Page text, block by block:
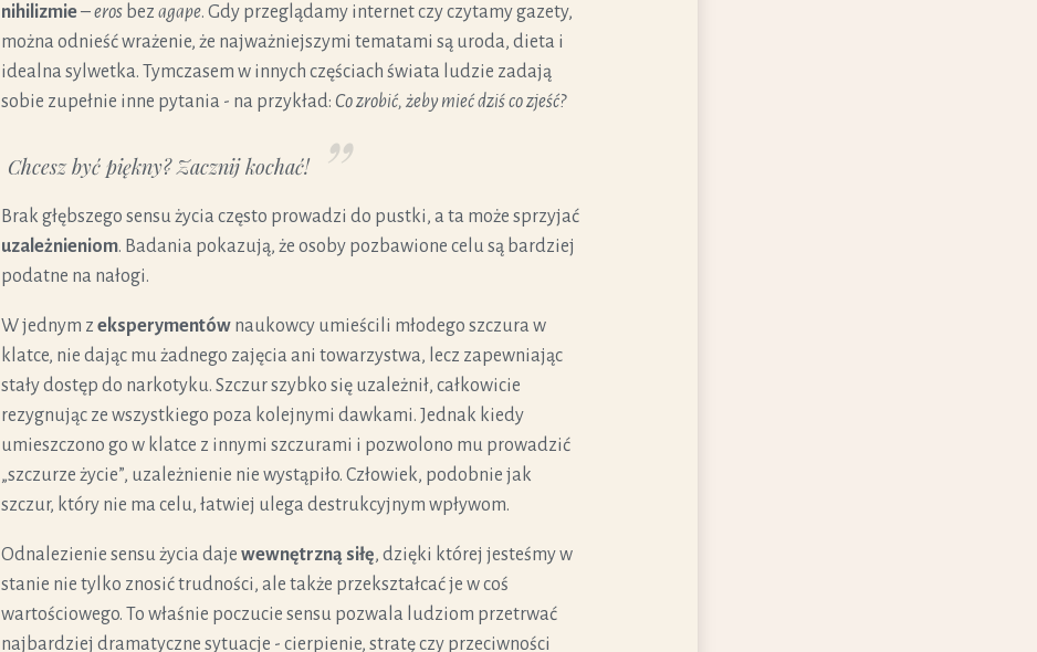
nihilizmie–eros bez agape. Gdy przeglądamy internet czy czytamy gazety,
można odnieść wrażenie, że najważniejszymi tematami są uroda, dieta i
idealna sylwetka. Tymczasem w innych częściach świata ludzie zadają
sobie zupełnie inne pytania - na przykład: Co zrobić, żeby mieć dziś co zjeść?
Chcesz być piękny? Zacznij kochać!
Brak głębszego sensu życia często prowadzi do pustki, a ta może sprzyjać
uzależnieniom. Badania pokazują, że osoby pozbawione celu są bardziej
podatne na nałogi.
W jednym z eksperymentów naukowcy umieścili młodego szczura w
klatce, nie dając mu żadnego zajęcia ani towarzystwa, lecz zapewniając
stały dostęp do narkotyku. Szczur szybko się uzależnił, całkowicie
rezygnując ze wszystkiego poza kolejnymi dawkami. Jednak kiedy
umieszczono go w klatce z innymi szczurami i pozwolono mu prowadzić
„szczurze życie”, uzależnienie nie wystąpiło. Człowiek, podobnie jak
szczur, który nie ma celu, łatwiej ulega destrukcyjnym wpływom.
Odnalezienie sensu życia daje wewnętrzną siłę, dzięki której jesteśmy w
stanie nie tylko znosić trudności, ale także przekształcać je w coś
wartościowego. To właśnie poczucie sensu pozwala ludziom przetrwać
najbardziej dramatyczne sytuacje - cierpienie, stratę czy przeciwności